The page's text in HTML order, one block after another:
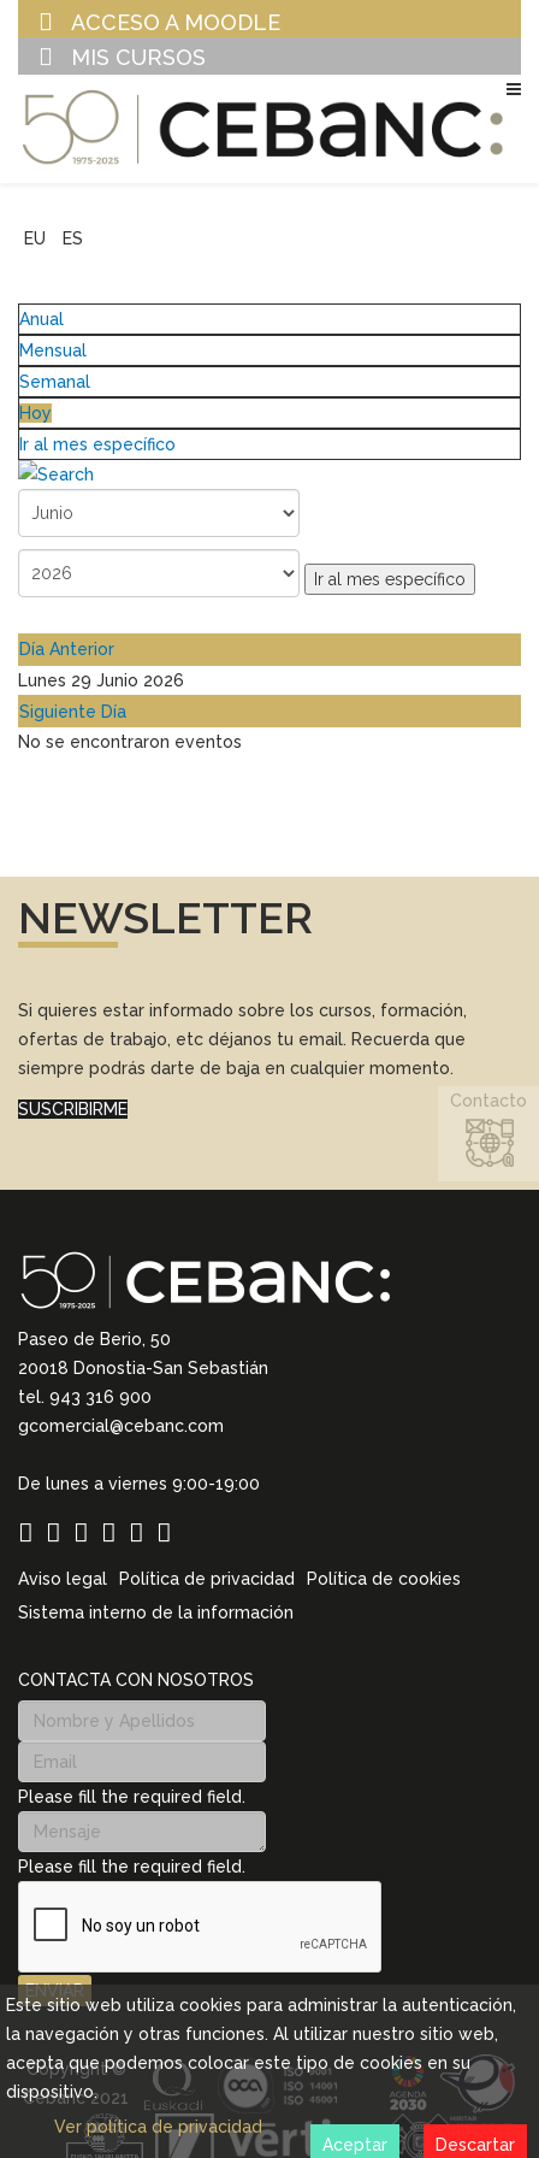
ACCESO A MOODLE
MIS CURSOS
EU ES
Anual
Mensual
Semanal
Hoy
Ir al mes específico
Ir al mes específico
Día Anterior
Lunes 29 Junio 2026
Siguiente Día
No se encontraron eventos
NEWSLETTER
Si quieres estar informado sobre los cursos, formación,
ofertas de trabajo, etc déjanos tu email. Recuerda que
siempre podrás darte de baja en cualquier momento.
SUSCRIBIRME
Paseo de Berio, 50
20018 Donostia-San Sebastián
tel. 943 316 900
gcomercial@cebanc.com
De lunes a viernes 9:00-19:00
Aviso legal Política de privacidad
Política de cookies
Sistema interno de la información
CONTACTA CON NOSOTROS
Please fill the required field.
Please fill the required field.
ENVIAR
Contacto
Copyright ©
Cebanc 2021
Este sitio web utiliza cookies para administrar la autenticación,
la navegación y otras funciones. Al utilizar nuestro sitio web,
acepta que podemos colocar este tipo de cookies en su
dispositivo.
Ver política de privacidad
Descartar
Aceptar